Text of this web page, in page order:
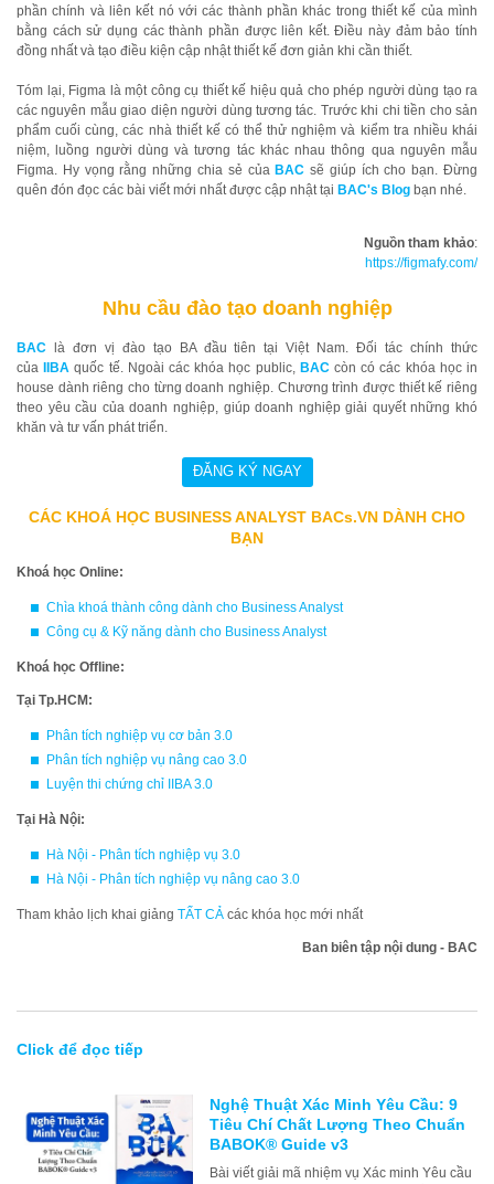
phần chính và liên kết nó với các thành phần khác trong thiết kế của mình
bằng cách sử dụng các thành phần được liên kết. Điều này đảm bảo tính
đồng nhất và tạo điều kiện cập nhật thiết kế đơn giản khi cần thiết.
Tóm lại, Figma là một công cụ thiết kế hiệu quả cho phép người dùng tạo ra
các nguyên mẫu giao diện người dùng tương tác. Trước khi chi tiền cho sản
phẩm cuối cùng, các nhà thiết kế có thể thử nghiệm và kiểm tra nhiều khái
niệm, luồng người dùng và tương tác khác nhau thông qua nguyên mẫu
Figma. Hy vọng rằng những chia sẻ của BAC sẽ giúp ích cho bạn. Đừng
quên đón đọc các bài viết mới nhất được cập nhật tại BAC's Blog bạn nhé.
Nguồn tham khảo:
https://figmafy.com/
Nhu cầu đào tạo doanh nghiệp
BAC là đơn vị đào tạo BA đầu tiên tại Việt Nam. Đối tác chính thức
của
IIBA quốc tế. Ngoài các khóa học public, BACcòn có các khóa học in
house dành riêng cho từng doanh nghiệp. Chương trình được thiết kế riêng
theo yêu cầu của doanh nghiệp, giúp doanh nghiệp giải quyết những khó
khăn và tư vấn phát triển.
CÁC KHOÁ HỌC BUSINESS ANALYST BACs.VN DÀNH CHO
BẠN
Khoá học Online:
Chìa khoá thành công dành cho Business Analyst
Công cụ & Kỹ năng dành cho Business Analyst
Khoá học Offline:
Tại Tp.HCM:
Phân tích nghiệp vụ cơ bản 3.0
Phân tích nghiệp vụ nâng cao 3.0
Luyện thi chứng chỉ IIBA 3.0
Tại Hà Nội:
Hà Nội - Phân tích nghiệp vụ 3.0
Hà Nội - Phân tích nghiệp vụ nâng cao 3.0
Tham khảo lịch khai giảng TẤT CẢ các khóa học mới nhất
Ban biên tập nội dung - BAC
Click để đọc tiếp
Nghệ Thuật Xác Minh Yêu Cầu: 9
Tiêu Chí Chất Lượng Theo Chuẩn
BABOK® Guide v3
Bài viết giải mã nhiệm vụ Xác minh Yêu cầu